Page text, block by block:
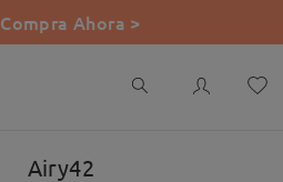
Compra Ahora >
Airy42